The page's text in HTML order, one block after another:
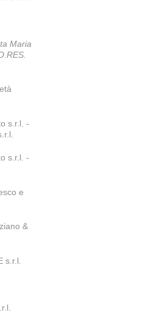
Maria
s.r.l. -
s.r.l. -
e
&
s.r.l.